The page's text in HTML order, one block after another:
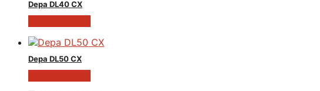
Depa DL40 CX
Depa DL50 CX